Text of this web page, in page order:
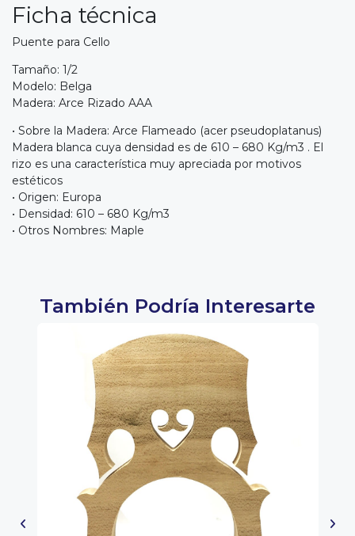
Ficha técnica
Puente para Cello
Tamaño: 1/2
Modelo: Belga
Madera: Arce Rizado AAA
• Sobre la Madera: Arce Flameado (acer pseudoplatanus)
Madera blanca cuya densidad es de 610 – 680 Kg/m3 . El
rizo es una característica muy apreciada por motivos
estéticos
• Origen: Europa
• Densidad: 610 – 680 Kg/m3
• Otros Nombres: Maple
También Podría Interesarte